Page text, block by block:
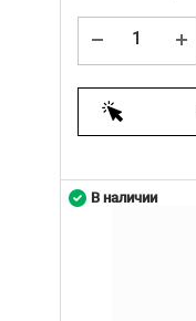
В наличии